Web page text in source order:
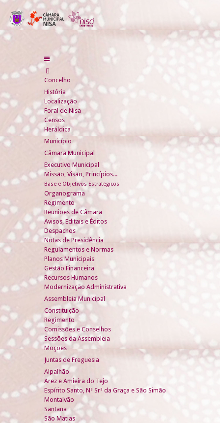
Concelho
História
Localização
Foral de Nisa
Censos
Heráldica
Município
Câmara Municipal
Executivo Municipal
Missão, Visão, Princípios...
Base e Objetivos Estratégicos
Organograma
Regimento
Reuniões de Câmara
Avisos, Editais e Éditos
Despachos
Notas de Presidência
Regulamentos e Normas
Planos Municipais
Gestão Financeira
Recursos Humanos
Modernização Administrativa
Assembleia Municipal
Constituição
Regimento
Comissões e Conselhos
Sessões da Assembleia
Moções
Juntas de Freguesia
Alpalhão
Arez e Amieira do Tejo
Espírito Santo, Nª Srª da Graça e São Simão
Montalvão
Santana
São Matias